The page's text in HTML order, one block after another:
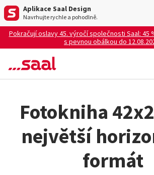
Aplikace Saal Design
Navrhujte rychle a pohodlně.
Pokračují oslavy 45. výročí společnosti Saal: 45
s pevnou obálkou do
Fotokniha
největší
formát